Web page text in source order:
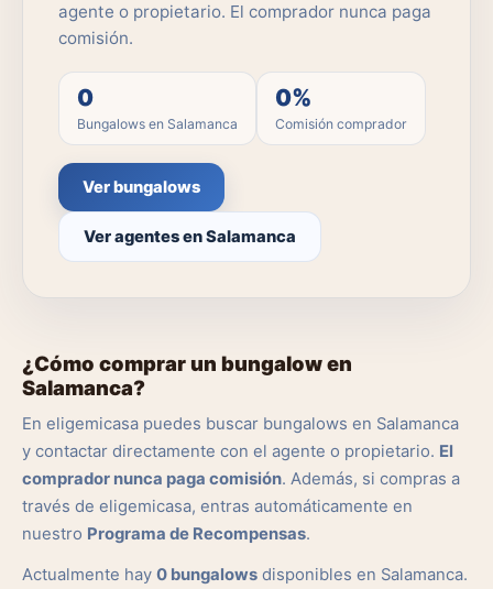
agente o propietario. El comprador nunca paga
comisión.
0
Bungalows en Salamanca
0%
Comisión comprador
Ver bungalows
Ver agentes en Salamanca
¿Cómo comprar un bungalow en
Salamanca?
En eligemicasa puedes buscar bungalows en Salamanca
y contactar directamente con el agente o propietario. El
comprador nunca paga comisión. Además, si compras a
través de eligemicasa, entras automáticamente en
nuestro Programa de Recompensas.
Actualmente hay 0 bungalows disponibles en Salamanca.